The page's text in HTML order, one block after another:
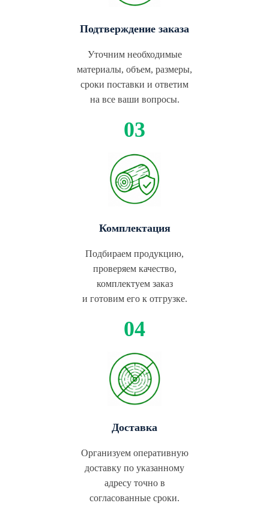
Подтверждение заказа
Уточним необходимые
материалы, объем, размеры,
сроки поставки и ответим
на все ваши вопросы.
Комплектация
Подбираем продукцию,
проверяем качество,
комплектуем заказ
и готовим его к отгрузке.
Доставка
Организуем оперативную
доставку по указанному
адресу точно в
согласованные сроки.